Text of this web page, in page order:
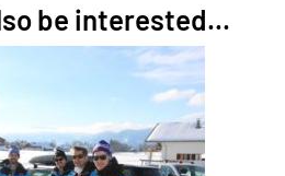
be interested...